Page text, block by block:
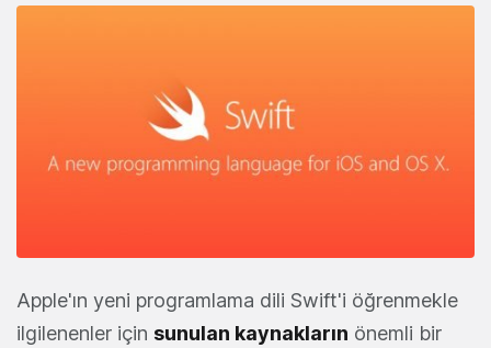
Apple'ın yeni programlama dili Swift'i öğrenmekle
ilgilenenler için sunulan kaynakların önemli bir